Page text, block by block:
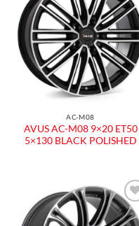
AC-M08
AVUS AC-M08 9×20 ET50
5×130 BLACK POLISHED